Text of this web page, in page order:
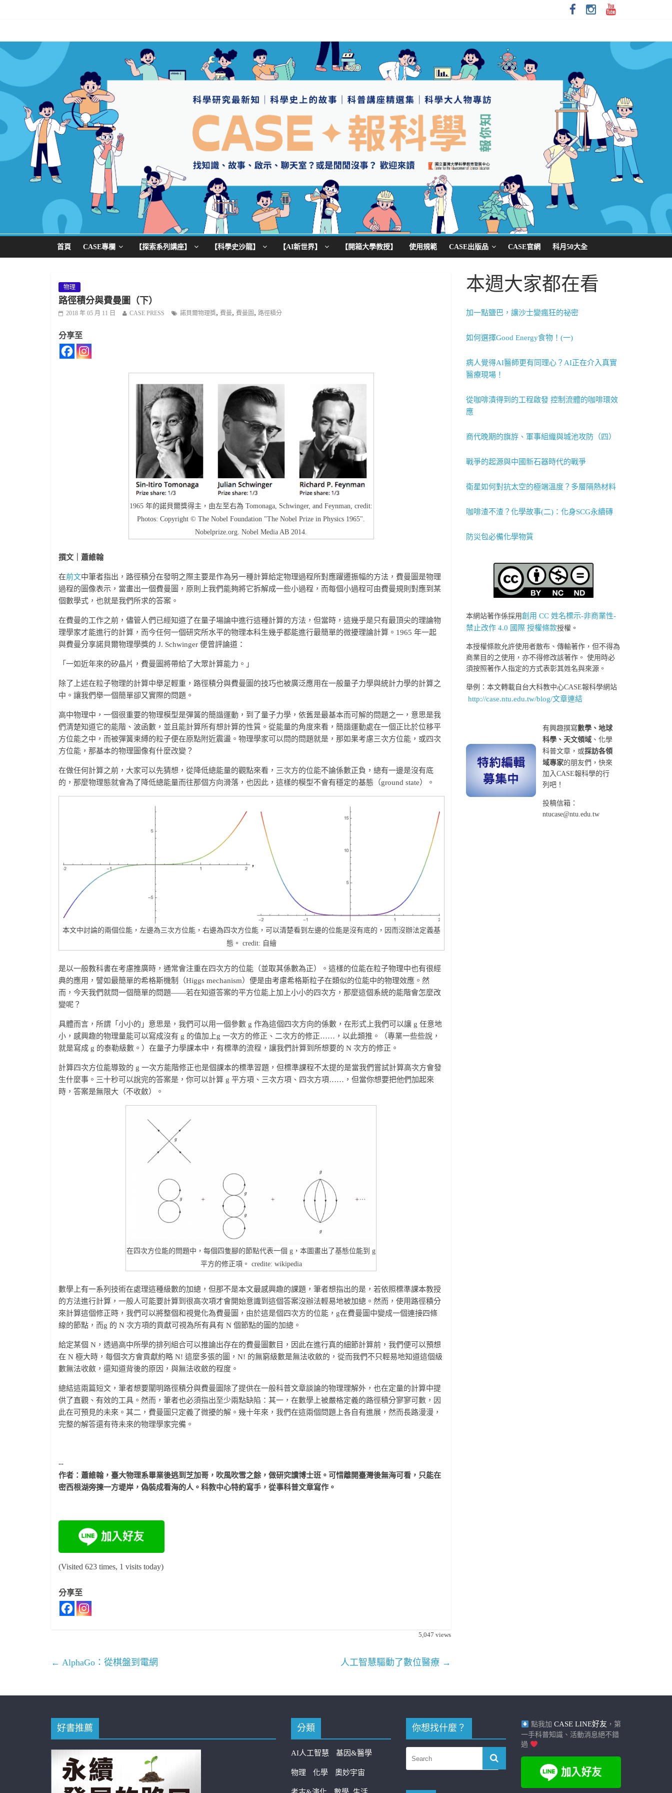
首頁 CASE專欄 【探索系列講座】 【科學史沙龍】 【AI新世界】 【開箱大學教授】 使用規範 CASE出版品 CASE官網 科月50大全
物理
路徑積分與費曼圖（下）
2018 年 05 月 11 日 CASE PRESS 諾貝爾物理獎, 費曼, 費曼圖 , 路徑積分
分享至
1965 年的諾貝爾獎得主，由左至右為 Tomonaga, Schwinger, and Feynman, credit:
Photos: Copyright © The Nobel Foundation "The Nobel Prize in Physics 1965".
Nobelprize.org. Nobel Media AB 2014.
撰文｜蕭維翰
在前文中筆者指出，路徑積分在發明之際主要是作為另一種計算給定物理過程所對應躍遷振幅的方法，費曼圖是物理
過程的圖像表示，當畫出一個費曼圖，原則上我們能夠將它拆解成一些小過程，而每個小過程可由費曼規則對應到某
個數學式，也就是我們所求的答案。
在費曼的工作之前，儘管人們已經知道了在量子場論中進行這種計算的方法，但當時，這幾乎是只有最頂尖的理論物
理學家才能進行的計算，而今任何一個研究所水平的物理本科生幾乎都能進行最簡單的微擾理論計算。1965 年一起
與費曼分享諾貝爾物理學獎的 J. Schwinger 便曾評論道：
「一如近年來的矽晶片，費曼圖將帶給了大眾計算能力。」
除了上述在粒子物理的計算中舉足輕重，路徑積分與費曼圖的技巧也被廣泛應用在一般量子力學與統計力學的計算之
中。讓我們舉一個簡單卻又實際的問題。
高中物理中，一個很重要的物理模型是彈簧的簡諧運動，到了量子力學，依舊是最基本而可解的問題之一，意思是我
們清楚知道它的能階、波函數，並且能計算所有想計算的性質。從能量的角度來看，簡諧運動處在一個正比於位移平
方位能之中，而被彈簧束縛的粒子便在原點附近震盪。物理學家可以問的問題就是，那如果考慮三次方位能，或四次
方位能，那基本的物理圖像有什麼改變？
在做任何計算之前，大家可以先猜想，從降低總能量的觀點來看，三次方的位能不論係數正負，總有一邊是沒有底
的，那麼物理態就會為了降低總能量而往那個方向滑落，也因此，這樣的模型不會有穩定的基態（ground state）。
本文中討論的兩個位能，左邊為三次方位能，右邊為四次方位能，可以清楚看到左邊的位能是沒有底的，因而沒辦法定義基
態。 credit: 自繪
是以一般教科書在考慮推廣時，通常會注重在四次方的位能（並取其係數為正）。這樣的位能在粒子物理中也有很經
典的應用，譬如最簡單的希格斯機制（Higgs mechanism）便是由考慮希格斯粒子在類似的位能中的物理效應。然
而，今天我們就問一個簡單的問題——若在知道答案的平方位能上加上小小的四次方，那麼這個系統的能階會怎麼改
變呢？
具體而言，所謂「小小的」意思是，我們可以用一個參數 g 作為這個四次方向的係數，在形式上我們可以讓 g 任意地
小，感興趣的物理量能可以寫成沒有 g 的值加上g 一次方的修正、二次方的修正……，以此類推。（專業一些些說，
就是寫成 g 的泰勒級數。）在量子力學課本中，有標準的流程，讓我們計算到所想要的 N 次方的修正。
計算四次方位能導致的 g 一次方能階修正也是個課本的標準習題，但標準課程不太提的是當我們嘗試計算高次方會發
生什麼事。三十秒可以說完的答案是，你可以計算 g 平方項、三次方項、四次方項……，但當你想要把他們加起來
時，答案是無限大（不收斂）。
在四次方位能的問題中，每個四隻腳的節點代表一個 g，本圖畫出了基態位能到 g
平方的修正項。 credite: wikipedia
數學上有一系列技術在處理這種級數的加總，但那不是本文最感興趣的課題，筆者想指出的是，若依照標準課本教授
的方法進行計算，一般人可能要計算到很高次項才會開始意識到這個答案沒辦法輕易地被加總。然而，使用路徑積分
來計算這個修正時，我們可以將整個和視覺化為費曼圖，由於這是個四次方的位能，g在費曼圖中變成一個連接四條
線的節點，而g 的 N 次方項的貢獻可視為所有具有 N 個節點的圖的加總。
給定某個 N，透過高中所學的排列組合可以推論出存在的費曼圖數目，因此在進行真的細節計算前，我們便可以預想
在 N 極大時，每個次方會貢獻約略 N! 這麼多張的圖，N! 的無窮級數是無法收斂的，從而我們不只輕易地知道這個級
數無法收斂，還知道背後的原因，與無法收斂的程度。
總結這兩篇短文，筆者想要闡明路徑積分與費曼圖除了提供在一般科普文章談論的物理理解外，也在定量的計算中提
供了直觀、有效的工具。然而，筆者也必須指出至少兩點缺陷：其一，在數學上被嚴格定義的路徑積分寥寥可數，因
此在可預見的未來。其二，費曼圖只定義了微擾的解。幾十年來，我們在這兩個問題上各自有進展，然而長路漫漫，
完整的解答還有待未來的物理學家完備。
--
作者：蕭維翰，臺大物理系畢業後逃到芝加哥，吹風吹雪之餘，做研究讀博士班。可惜離開臺灣後無海可看，只能在
密西根湖旁揀一方堤岸，偽裝成看海的人。科教中心特約寫手，從事科普文章寫作。
(Visited 623 times, 1 visits today)
分享至
5,047 views
← AlphaGo：從棋盤到電網 人工智慧驅動了數位醫療 →
本週大家都在看
加一點鹽巴，讓沙士變瘋狂的祕密
如何選擇Good Energy食物！(一)
病人覺得AI醫師更有同理心？AI正在介入真實
醫療現場！
從咖啡漬得到的工程啟發 控制流體的咖啡環效
應
商代晚期的旗斿、軍事組織與城池攻防（四）
戰爭的起源與中國新石器時代的戰爭
衛星如何對抗太空的極端溫度？多層隔熱材料
咖啡渣不渣？化學故事(二)：化身SCG永續磚
防災包必備化學物質
本網站著作係採用創用 CC 姓名標示-非商業性-
禁止改作 4.0 國際 授權條款授權。
本授權條款允許使用者散布、傳輸著作，但不得為
商業目的之使用，亦不得修改該著作。 使用時必
須按照著作人指定的方式表彰其姓名與來源。
舉例：本文轉載自台大科教中心CASE報科學網站
http://case.ntu.edu.tw/blog/文章連結
有興趣撰寫數學、地球
科學、天文領域 、化學
科普文章，或採訪各領
域專家的朋友們，快來
加入CASE報科學的行
列吧！
投稿信箱：
ntucase@ntu.edu.tw
好書推薦 分類
AI人工智慧 基因&醫學
物理 化學 奧妙宇宙
你想找什麼？ 點我加 CASE LINE好友 ，第
一手科普知識、活動消息絕不錯
過